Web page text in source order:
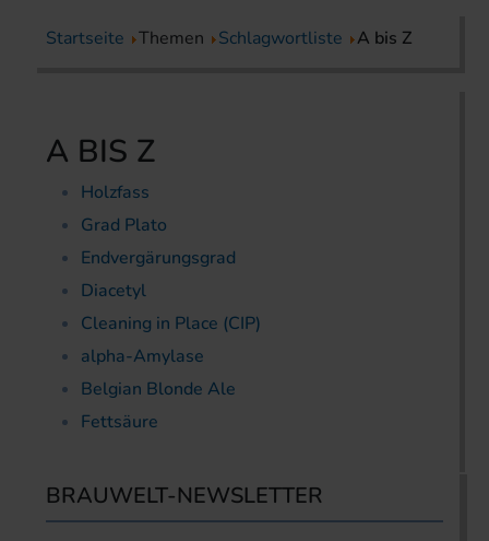
Startseite Themen Schlagwortliste A bis Z
A BIS Z
Holzfass
Grad Plato
Endvergärungsgrad
Diacetyl
Cleaning in Place (CIP)
alpha-Amylase
Belgian Blonde Ale
Fettsäure
BRAUWELT-NEWSLETTER